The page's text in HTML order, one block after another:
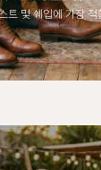
트 및 쉐입에 가장